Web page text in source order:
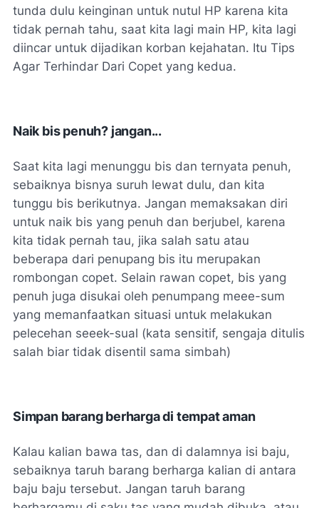
tunda dulu keinginan untuk nutul HP karena kita
tidak pernah tahu, saat kita lagi main HP, kita lagi
diincar untuk dijadikan korban kejahatan. Itu Tips
Agar Terhindar Dari Copet yang kedua.
Naik bis penuh? jangan...
Saat kita lagi menunggu bis dan ternyata penuh,
sebaiknya bisnya suruh lewat dulu, dan kita
tunggu bis berikutnya. Jangan memaksakan diri
untuk naik bis yang penuh dan berjubel, karena
kita tidak pernah tau, jika salah satu atau
beberapa dari penupang bis itu merupakan
rombongan copet. Selain rawan copet, bis yang
penuh juga disukai oleh penumpang meee-sum
yang memanfaatkan situasi untuk melakukan
pelecehan seeek-sual (kata sensitif, sengaja ditulis
salah biar tidak disentil sama simbah)
Simpan barang berharga di tempat aman
Kalau kalian bawa tas, dan di dalamnya isi baju,
sebaiknya taruh barang berharga kalian di antara
baju baju tersebut. Jangan taruh barang